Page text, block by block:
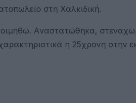
στη Χαλκιδική.
Aναστατώθηκα,
η 25χρονη στην